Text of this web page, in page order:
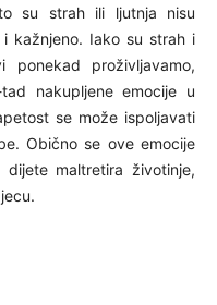
su strah ili ljutnja nisu
kažnjeno. Iako su strah i
ponekad proživljavamo,
nakupljene emocije u
se može ispoljavati
Obično se ove emocije
maltretira životinje,